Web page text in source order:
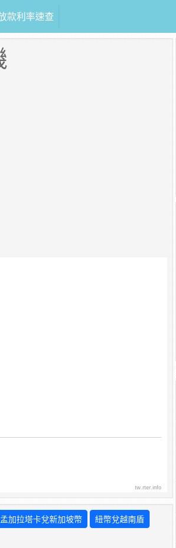
款利率速查
tw.rter.info
孟加拉塔卡兌新加坡幣 紐幣兌越南盾